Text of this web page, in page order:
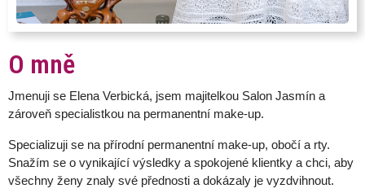
O mně
Jmenuji se Elena Verbická, jsem majitelkou Salon Jasmín a
zároveň specialistkou na permanentní make-up.
Specializuji se na přírodní permanentní make-up, obočí a rty.
Snažím se o vynikající výsledky a spokojené klientky a chci, aby
všechny ženy znaly své přednosti a dokázaly je vyzdvihnout.